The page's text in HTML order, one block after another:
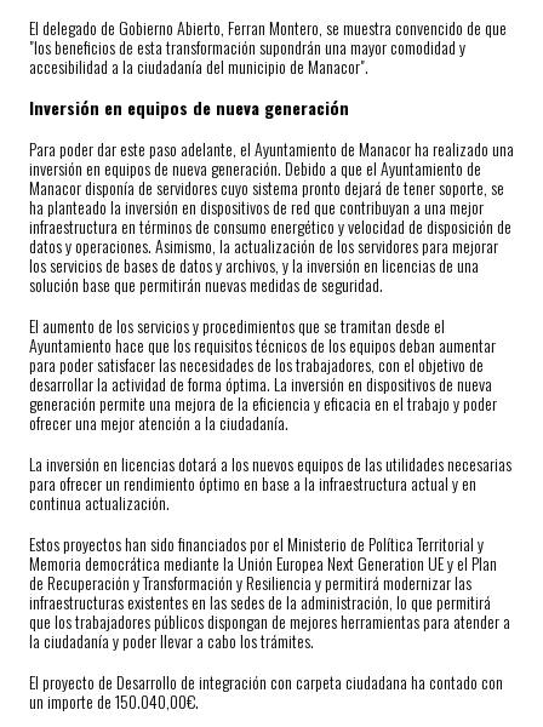
El delegado de Gobierno Abierto, Ferran Montero, se muestra convencido de que
"los beneficios de esta transformación supondrán una mayor comodidad y
accesibilidad a la ciudadanía del municipio de Manacor".
Inversión en equipos de nueva generación
Para poder dar este paso adelante, el Ayuntamiento de Manacor ha realizado una
inversión en equipos de nueva generación. Debido a que el Ayuntamiento de
Manacor disponía de servidores cuyo sistema pronto dejará de tener soporte, se
ha planteado la inversión en dispositivos de red que contribuyan a una mejor
infraestructura en términos de consumo energético y velocidad de disposición de
datos y operaciones. Asimismo, la actualización de los servidores para mejorar
los servicios de bases de datos y archivos, y la inversión en licencias de una
solución base que permitirán nuevas medidas de seguridad.
El aumento de los servicios y procedimientos que se tramitan desde el
Ayuntamiento hace que los requisitos técnicos de los equipos deban aumentar
para poder satisfacer las necesidades de los trabajadores, con el objetivo de
desarrollar la actividad de forma óptima. La inversión en dispositivos de nueva
generación permite una mejora de la eficiencia y eficacia en el trabajo y poder
ofrecer una mejor atención a la ciudadanía.
La inversión en licencias dotará a los nuevos equipos de las utilidades necesarias
para ofrecer un rendimiento óptimo en base a la infraestructura actual y en
continua actualización.
Estos proyectos han sido financiados por el Ministerio de Política Territorial y
Memoria democrática mediante la Unión Europea Next Generation UE y el Plan
de Recuperación y Transformación y Resiliencia y permitirá modernizar las
infraestructuras existentes en las sedes de la administración, lo que permitirá
que los trabajadores públicos dispongan de mejores herramientas para atender a
la ciudadanía y poder llevar a cabo los trámites.
El proyecto de Desarrollo de integración con carpeta ciudadana ha contado con
un importe de 150.040,00€.